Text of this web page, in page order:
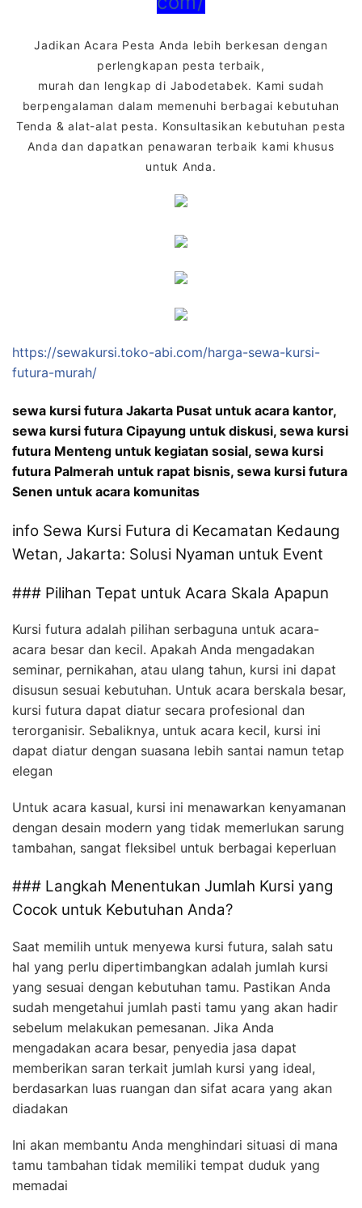
Jadikan Acara Pesta Anda lebih berkesan dengan
perlengkapan pesta terbaik,
murah dan lengkap di Jabodetabek. Kami sudah
berpengalaman dalam memenuhi berbagai kebutuhan
Tenda & alat-alat pesta. Konsultasikan kebutuhan pesta
Anda dan dapatkan penawaran terbaik kami khusus
untuk Anda.
https://sewakursi.toko-abi.com/harga-sewa-kursi-
futura-murah/
sewa kursi futura Jakarta Pusat untuk acara kantor,
sewa kursi futura Cipayung untuk diskusi, sewa kursi
futura Menteng untuk kegiatan sosial, sewa kursi
futura Palmerah untuk rapat bisnis, sewa kursi futura
Senen untuk acara komunitas
info Sewa Kursi Futura di Kecamatan Kedaung
Wetan, Jakarta: Solusi Nyaman untuk Event
### Pilihan Tepat untuk Acara Skala Apapun
Kursi futura adalah pilihan serbaguna untuk acara-
acara besar dan kecil. Apakah Anda mengadakan
seminar, pernikahan, atau ulang tahun, kursi ini dapat
disusun sesuai kebutuhan. Untuk acara berskala besar,
kursi futura dapat diatur secara profesional dan
terorganisir. Sebaliknya, untuk acara kecil, kursi ini
dapat diatur dengan suasana lebih santai namun tetap
elegan
Untuk acara kasual, kursi ini menawarkan kenyamanan
dengan desain modern yang tidak memerlukan sarung
tambahan, sangat fleksibel untuk berbagai keperluan
### Langkah Menentukan Jumlah Kursi yang
Cocok untuk Kebutuhan Anda?
Saat memilih untuk menyewa kursi futura, salah satu
hal yang perlu dipertimbangkan adalah jumlah kursi
yang sesuai dengan kebutuhan tamu. Pastikan Anda
sudah mengetahui jumlah pasti tamu yang akan hadir
sebelum melakukan pemesanan. Jika Anda
mengadakan acara besar, penyedia jasa dapat
memberikan saran terkait jumlah kursi yang ideal,
berdasarkan luas ruangan dan sifat acara yang akan
diadakan
Ini akan membantu Anda menghindari situasi di mana
tamu tambahan tidak memiliki tempat duduk yang
memadai